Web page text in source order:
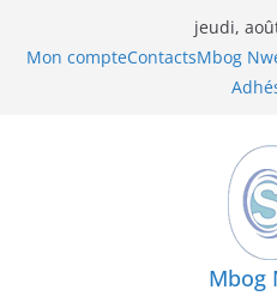
jeudi,
Mon compteContactsMbog
Mbog